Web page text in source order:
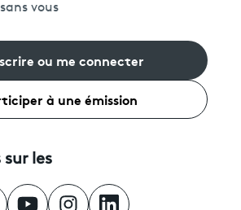
vous
ou me connecter
à une émission
sur les